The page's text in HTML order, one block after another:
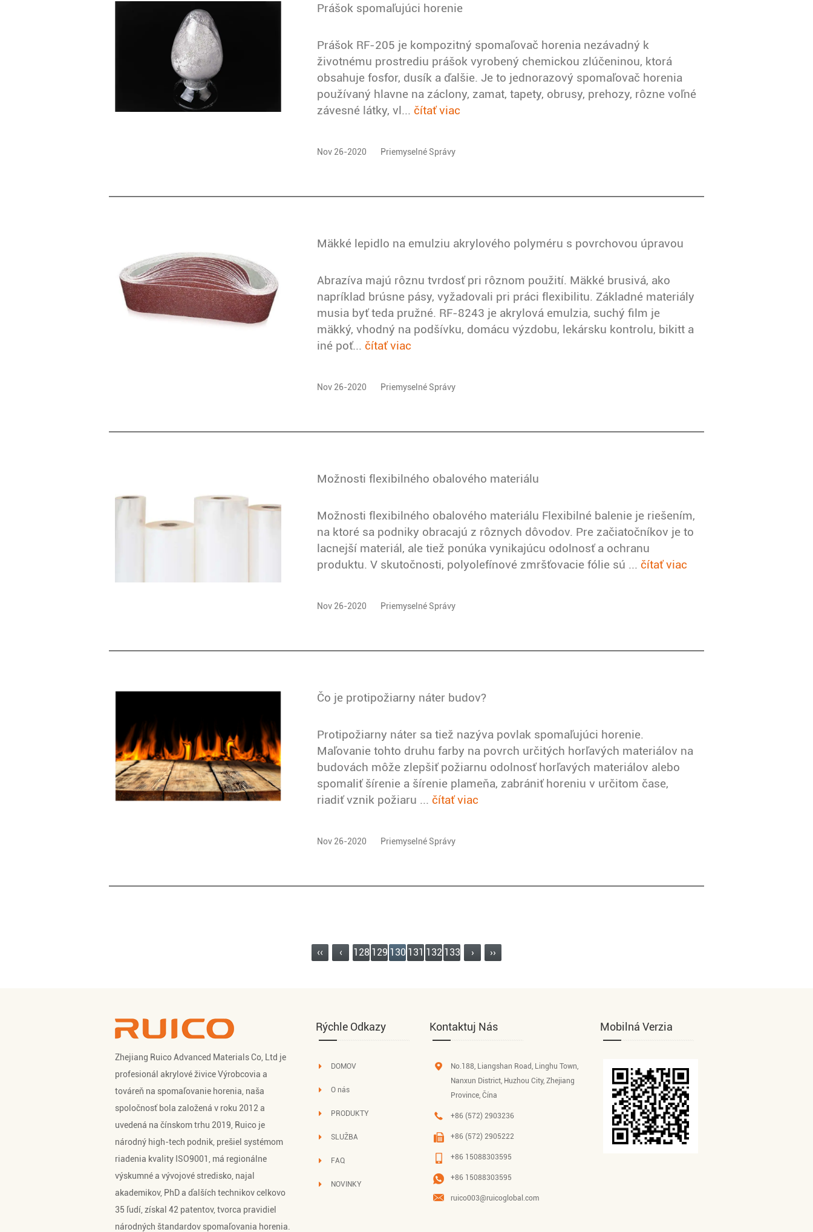
Prášok spomaľujúci horenie
Prášok RF-205 je kompozitný spomaľovač horenia nezávadný k
životnému prostrediu prášok vyrobený chemickou zlúčeninou, ktorá
obsahuje fosfor, dusík a ďalšie. Je to jednorazový spomaľovač horenia
používaný hlavne na záclony, zamat, tapety, obrusy, prehozy, rôzne voľné
závesné látky, vl... čítať viac
Nov 26-2020 Priemyselné Správy
Mäkké lepidlo na emulziu akrylového polyméru s povrchovou úpravou
Abrazíva majú rôznu tvrdosť pri rôznom použití. Mäkké brusivá, ako
napríklad brúsne pásy, vyžadovali pri práci flexibilitu. Základné materiály
musia byť teda pružné. RF-8243 je akrylová emulzia, suchý film je
mäkký, vhodný na podšívku, domácu výzdobu, lekársku kontrolu, bikitt a
iné poť... čítať viac
Nov 26-2020 Priemyselné Správy
Možnosti flexibilného obalového materiálu
Možnosti flexibilného obalového materiálu Flexibilné balenie je riešením,
na ktoré sa podniky obracajú z rôznych dôvodov. Pre začiatočníkov je to
lacnejší materiál, ale tiež ponúka vynikajúcu odolnosť a ochranu
produktu. V skutočnosti, polyolefínové zmršťovacie fólie sú ... čítať viac
Nov 26-2020 Priemyselné Správy
Čo je protipožiarny náter budov?
Protipožiarny náter sa tiež nazýva povlak spomaľujúci horenie.
Maľovanie tohto druhu farby na povrch určitých horľavých materiálov na
budovách môže zlepšiť požiarnu odolnosť horľavých materiálov alebo
spomaliť šírenie a šírenie plameňa, zabrániť horeniu v určitom čase,
riadiť vznik požiaru ... čítať viac
Nov 26-2020 Priemyselné Správy
‹‹ ‹ 128 129 130 131 132 133 › ››
Zhejiang Ruico Advanced Materials Co, Ltd je
profesionál akrylové živice Výrobcovia a
továreň na spomaľovanie horenia , naša
spoločnosť bola založená v roku 2012 a
uvedená na čínskom trhu 2019, Ruico je
národný high-tech podnik, prešiel systémom
riadenia kvality ISO9001, má regionálne
výskumné a vývojové stredisko, najal
akademikov, PhD a ďalších technikov celkovo
35 ľudí, získal 42 patentov, tvorca pravidiel
národných štandardov spomaľovania horenia.
Rýchle Odkazy
DOMOV
O nás
PRODUKTY
SLUŽBA
FAQ
NOVINKY
Kontaktuj Nás
No.188, Liangshan Road, Linghu Town,
Nanxun District, Huzhou City, Zhejiang
Province, Čína
+86 (572) 2903236
+86 (572) 2905222
+86 15088303595
+86 15088303595
ruico003@ruicoglobal.com
Mobilná Verzia